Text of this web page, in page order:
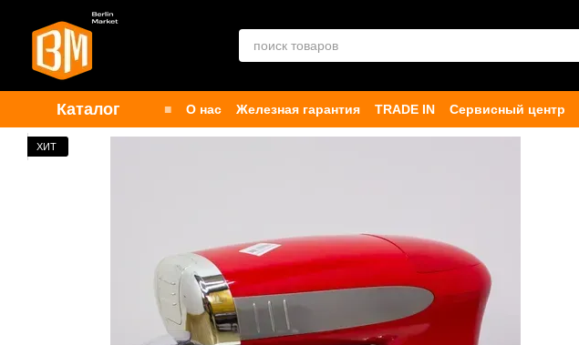
Перейти к основному контенту
Каталог ■ О нас Железная гарантия TRADE IN Сервисный центр
Контакты
Бренды Публичная оферта
ХИТ